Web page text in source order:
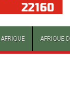
AFRIQUE
AFRIQUE